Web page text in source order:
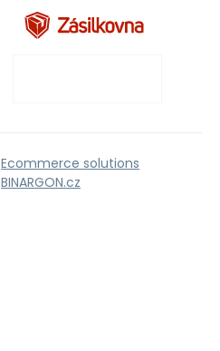
Ecommerce solutions
BINARGON.cz